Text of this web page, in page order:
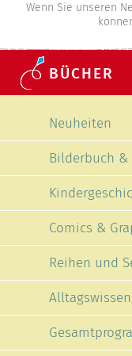
Wenn Sie unseren
BÜCHER
Navigation
Neuheiten
Bilderbuch &
Comics &
Reihen und
Alltagswissen